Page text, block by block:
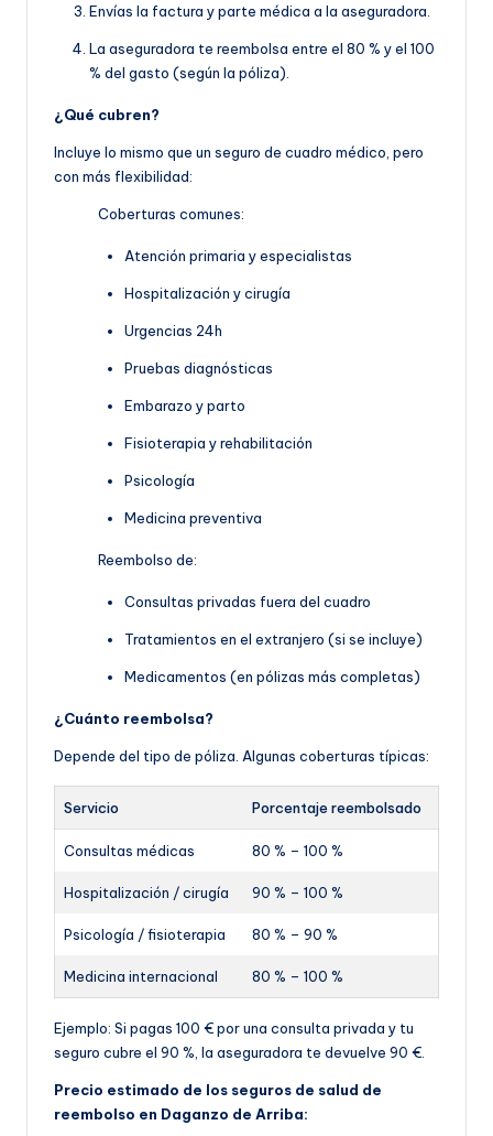
Envías la factura y parte médica a la aseguradora.
La aseguradora te reembolsa entre el 80 % y el 100
% del gasto (según la póliza).
¿Qué cubren?
Incluye lo mismo que un seguro de cuadro médico, pero
con más flexibilidad:
Coberturas comunes:
Atención primaria y especialistas
Hospitalización y cirugía
Urgencias 24h
Pruebas diagnósticas
Embarazo y parto
Fisioterapia y rehabilitación
Psicología
Medicina preventiva
Reembolso de:
Consultas privadas fuera del cuadro
Tratamientos en el extranjero (si se incluye)
Medicamentos (en pólizas más completas)
¿Cuánto reembolsa?
Depende del tipo de póliza. Algunas coberturas típicas:
Servicio Porcentaje reembolsado
Consultas médicas 80 % – 100 %
Hospitalización / cirugía 90 % – 100 %
Psicología / fisioterapia 80 % – 90 %
Medicina internacional 80 % – 100 %
Ejemplo: Si pagas 100 € por una consulta privada y tu
seguro cubre el 90 %, la aseguradora te devuelve 90 €.
Precio estimado de los seguros de salud de
reembolso en Daganzo de Arriba: